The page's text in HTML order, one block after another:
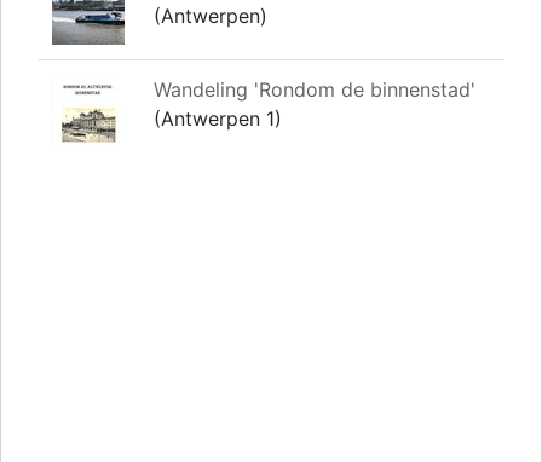
(Antwerpen)
Wandeling 'Rondom de binnenstad'
(Antwerpen 1)